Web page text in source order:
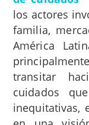
los actores
familia,
América
transitar
cuidados
inequitativas,